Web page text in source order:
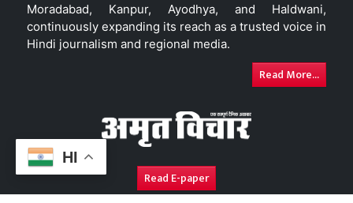
HI
Moradabad, Kanpur, Ayodhya, and Haldwani,
continuously expanding its reach as a trusted voice in
Hindi journalism and regional media.
Read More...
Read E-paper